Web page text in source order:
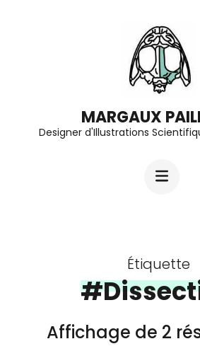
MARGAUX
Designer d'Illustrations
Étiquette
Affichage de 2